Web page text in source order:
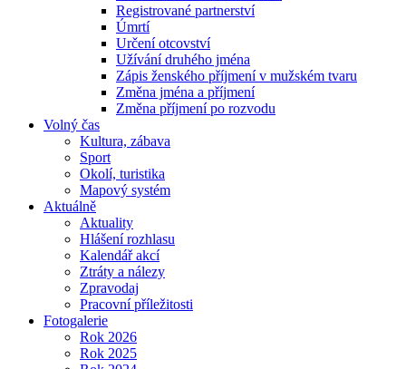
Registrované partnerství
Úmrtí
Určení otcovství
Užívání druhého jména
Zápis ženského příjmení v mužském tvaru
Změna jména a příjmení
Změna příjmení po rozvodu
Volný čas
Kultura, zábava
Sport
Okolí, turistika
Mapový systém
Aktuálně
Aktuality
Hlášení rozhlasu
Kalendář akcí
Ztráty a nálezy
Zpravodaj
Pracovní příležitosti
Fotogalerie
Rok 2026
Rok 2025